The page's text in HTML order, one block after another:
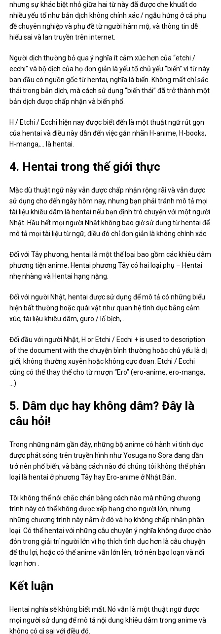
nhưng sự khác biệt nhỏ giữa hai từ này đã được che khuất do
nhiều yếu tố như bản dịch không chính xác / ngẫu hứng ở cả phụ
đề chuyên nghiệp và phụ đề từ người hâm mộ, và thông tin dễ
hiểu sai và lan truyền trên internet.
Người dịch thường bỏ qua ý nghĩa ít cảm xúc hơn của “etchi /
ecchi” và bộ dịch của họ đơn giản là yếu tố chủ yếu “biến” vì từ này
ban đầu có nguồn gốc từ hentai, nghĩa là biến. Không mất chỉ sắc
thái trong bản dịch, mà cách sử dụng “biến thái” đã trở thành một
bản dịch được chấp nhận và biến phổ.
H / Etchi / Ecchi hiện nay được biết đến là một thuật ngữ rút gọn
của hentai và điều này dẫn đến việc gắn nhãn H-anime, H-books,
H-manga,… là hentai.
4. Hentai trong thế giới thực
Mặc dù thuật ngữ này vẫn được chấp nhận rộng rãi và vẫn được
sử dụng cho đến ngày hôm nay, nhưng bạn phải tránh mô tả mọi
tài liệu khiêu dâm là hentai nếu bạn định trò chuyện với một người
Nhật. Hầu hết mọi người Nhật không bao giờ sử dụng từ hentai để
mô tả mọi tài liệu từ ngữ, điều đó chỉ đơn giản là không chính xác.
Đối với Tây phương, hentai là một thể loại bao gồm các khiêu dâm
phương tiện anime. Hentai phương Tây có hai loại phụ – Hentai
nhẹ nhàng và Hentai hạng nặng.
Đối với người Nhật, hentai được sử dụng để mô tả có những biểu
hiện bất thường hoặc quái vật như quan hệ tình dục bằng cảm
xúc, tài liệu khiêu dâm, guro / lố bịch,…
Đối đầu với người Nhật, H or Etchi / Ecchi + is used to description
of the document with the chuyện bình thường hoặc chủ yếu là dị
giới, không thường xuyên hoặc không cực đoan. Etchi / Ecchi
cũng có thể thay thế cho từ mượn “Ero” (ero-anime, ero-manga,
…)
5. Dâm dục hay không dâm? Đây là
câu hỏi!
Trong những năm gần đây, những bộ anime có hành vi tình dục
được phát sóng trên truyền hình như Yosuga no Sora đang dần
trở nên phổ biến, và bằng cách nào đó chúng tôi không thể phân
loại là hentai ở phương Tây hay Ero-anime ở Nhật Bản.
Tôi không thể nói chắc chắn bằng cách nào mà những chương
trình này có thể không được xếp hạng cho người lớn, nhưng
những chương trình này nằm ở đó và họ không chấp nhận phân
loại. Có thể hentai với những câu chuyện ý nghĩa không được chào
đón trong giải trí người lớn vì họ thích tình dục hơn là câu chuyện
để thu lợi, hoặc có thể anime vẫn lớn lên, trở nên bạo loạn và nổi
loạn hơn .
Kết luận
Hentai nghĩa sẽ không biết mất. Nó vẫn là một thuật ngữ được
mọi người sử dụng để mô tả nội dung khiêu dâm trong anime và
không có gì sai với điều đó.